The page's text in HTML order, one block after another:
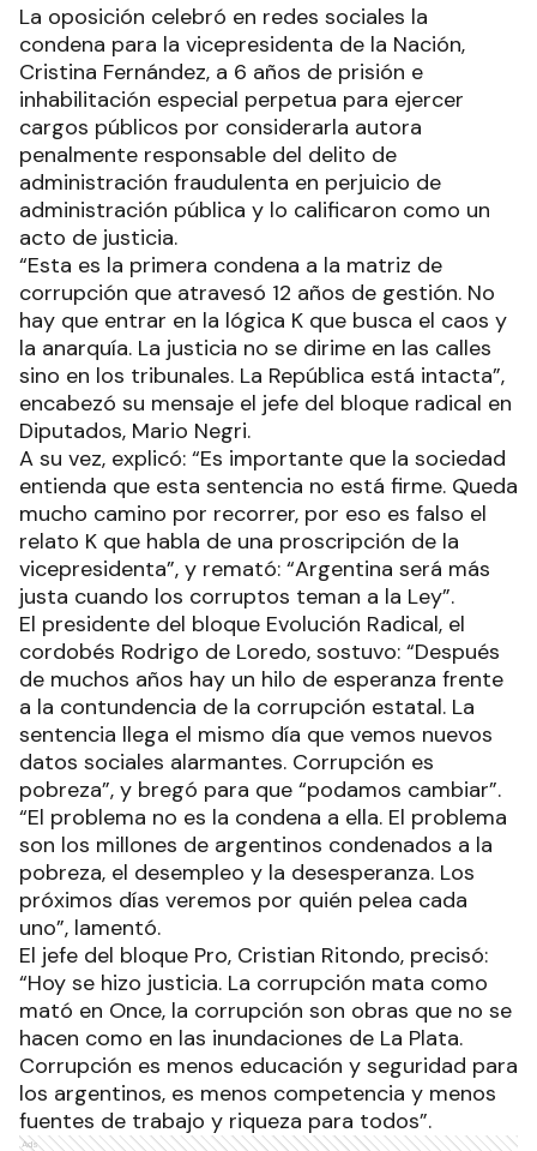
La oposición celebró en redes sociales la
condena para la vicepresidenta de la Nación,
Cristina Fernández, a 6 años de prisión e
inhabilitación especial perpetua para ejercer
cargos públicos por considerarla autora
penalmente responsable del delito de
administración fraudulenta en perjuicio de
administración pública y lo calificaron como un
acto de justicia.
“Esta es la primera condena a la matriz de
corrupción que atravesó 12 años de gestión. No
hay que entrar en la lógica K que busca el caos y
la anarquía. La justicia no se dirime en las calles
sino en los tribunales. La República está intacta”,
encabezó su mensaje el jefe del bloque radical en
Diputados, Mario Negri.
A su vez, explicó: “Es importante que la sociedad
entienda que esta sentencia no está firme. Queda
mucho camino por recorrer, por eso es falso el
relato K que habla de una proscripción de la
vicepresidenta”, y remató: “Argentina será más
justa cuando los corruptos teman a la Ley”.
El presidente del bloque Evolución Radical, el
cordobés Rodrigo de Loredo, sostuvo: “Después
de muchos años hay un hilo de esperanza frente
a la contundencia de la corrupción estatal. La
sentencia llega el mismo día que vemos nuevos
datos sociales alarmantes. Corrupción es
pobreza”, y bregó para que “podamos cambiar”.
“El problema no es la condena a ella. El problema
son los millones de argentinos condenados a la
pobreza, el desempleo y la desesperanza. Los
próximos días veremos por quién pelea cada
uno”, lamentó.
El jefe del bloque Pro, Cristian Ritondo, precisó:
“Hoy se hizo justicia. La corrupción mata como
mató en Once, la corrupción son obras que no se
hacen como en las inundaciones de La Plata.
Corrupción es menos educación y seguridad para
los argentinos, es menos competencia y menos
fuentes de trabajo y riqueza para todos”.
Ads